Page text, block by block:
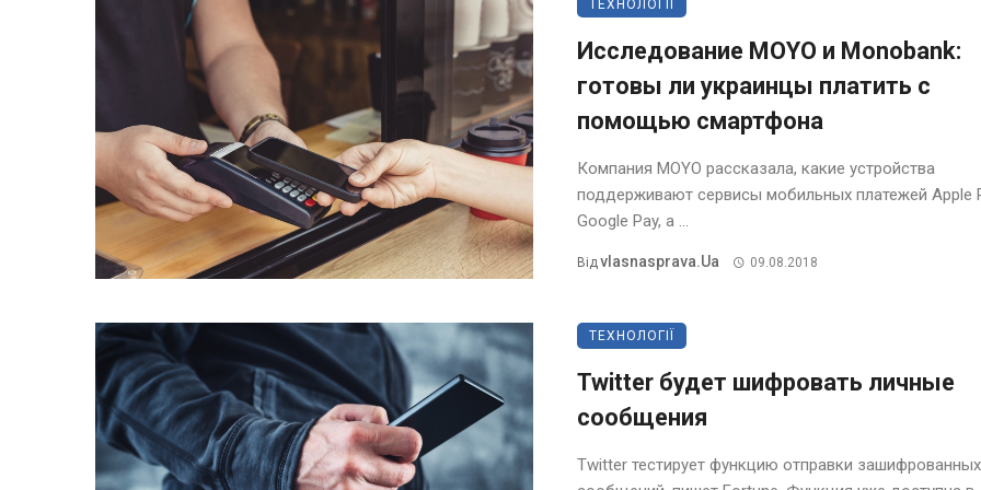
ТЕХНОЛОГІЇ
Исследование MOYO и Monobank:
готовы ли украинцы платить с
помощью смартфона
Компания MOYO рассказала, какие устройства
поддерживают сервисы мобильных платежей Apple
Google Pay, а ...
ВідVlasnasprava.ua 09.08.2018
ТЕХНОЛОГІЇ
Twitter будет шифровать личные
сообщения
Twitter тестирует функцию отправки зашифрованных